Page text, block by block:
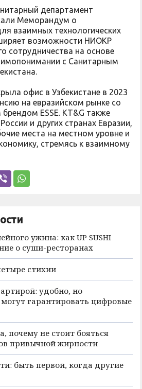
департамент
Меморандум о
взаимных технологических
возможности НИОКР
сотрудничества на основе
с Санитарным
офис в Узбекистане в 2023
на евразийском рынке со
ESSE. KT&G также
и других странах Евразии,
места на местном уровне и
стремясь к взаимному
ужина: как UP SUSHI
о суши-ресторанах
стихии
удобно, но
гарантировать цифровые
почему не стоит бояться
привычной жирности
быть первой, когда другие